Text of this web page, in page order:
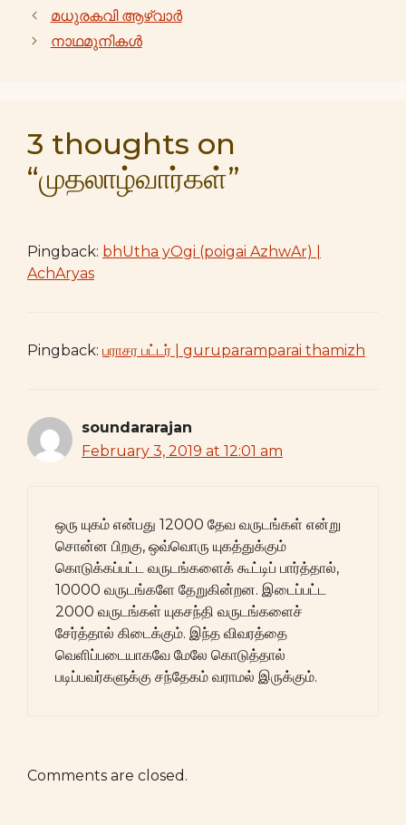
മധുരകവി ആഴ്വാർ
നാഥമുനികൾ
3 thoughts on
“முதலாழ்வார்கள்”
Pingback: bhUtha yOgi (poigai AzhwAr) |
AchAryas
Pingback: பராசர பட்டர் | guruparamparai thamizh
soundararajan
February 3, 2019 at 12:01 am
ஒரு யுகம் என்பது 12000 தேவ வருடங்கள் என்று
சொன்ன பிறகு, ஒவ்வொரு யுகத்துக்கும்
கொடுக்கப்பட்ட வருடங்களைக் கூட்டிப் பார்த்தால்,
10000 வருடங்களே தேறுகின்றன. இடைப்பட்ட
2000 வருடங்கள் யுகசந்தி வருடங்களைச்
சேர்த்தால் கிடைக்கும். இந்த விவரத்தை
வெளிப்படையாகவே மேலே கொடுத்தால்
படிப்பவர்களுக்கு சந்தேகம் வராமல் இருக்கும்.
Comments are closed.